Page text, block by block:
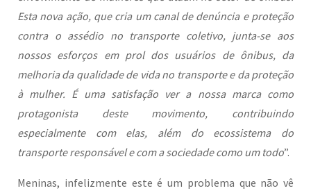
Esta nova ação, que cria um canal de denúncia e proteção
contra o assédio no transporte coletivo, junta-se aos
nossos esforços em prol dos usuários de ônibus, da
melhoria da qualidade de vida no transporte e da proteção
à mulher. É uma satisfação ver a nossa marca como
protagonista deste movimento, contribuindo
especialmente com elas, além do ecossistema do
transporte responsável e com a sociedade como um todo”.
Meninas, infelizmente este é um problema que não vê